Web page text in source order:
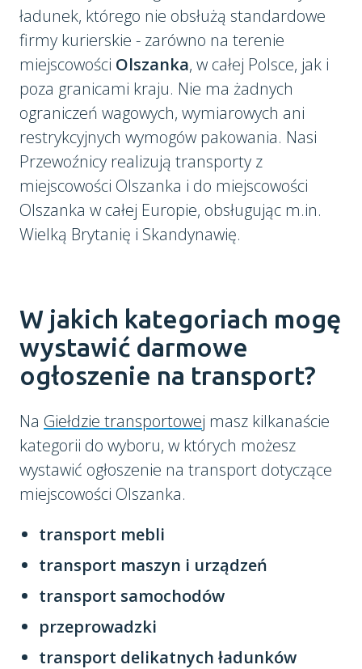
ładunek, którego nie obsłużą standardowe
firmy kurierskie - zarówno na terenie
miejscowości Olszanka, w całej Polsce, jak i
poza granicami kraju. Nie ma żadnych
ograniczeń wagowych, wymiarowych ani
restrykcyjnych wymogów pakowania. Nasi
Przewoźnicy realizują transporty z
miejscowości Olszanka i do miejscowości
Olszanka w całej Europie, obsługując m.in.
Wielką Brytanię i Skandynawię.
W jakich kategoriach mogę
wystawić darmowe
ogłoszenie na transport?
Na Giełdzie transportowej masz kilkanaście
kategorii do wyboru, w których możesz
wystawić ogłoszenie na transport dotyczące
miejscowości Olszanka.
transport mebli
transport maszyn i urządzeń
transport samochodów
przeprowadzki
transport delikatnych ładunków